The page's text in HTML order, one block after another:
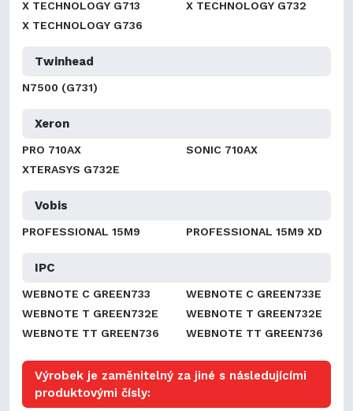
X TECHNOLOGY G713
X TECHNOLOGY G732
X TECHNOLOGY G736
Twinhead
N7500 (G731)
Xeron
PRO 710AX
SONIC 710AX
XTERASYS G732E
Vobis
PROFESSIONAL 15M9 PROFESSIONAL 15M9 XD
IPC
WEBNOTE C GREEN733
WEBNOTE C GREEN733E
WEBNOTE T GREEN732E
WEBNOTE T GREEN732E
WEBNOTE TT GREEN736
WEBNOTE TT GREEN736
Výrobek je zaměnitelný za jiné s následujícími
produktovými čísly: